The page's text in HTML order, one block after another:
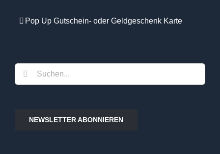
Pop Up Gutschein- oder Geldgeschenk Karte
Suche
nach:
NEWSLETTER ABONNIEREN